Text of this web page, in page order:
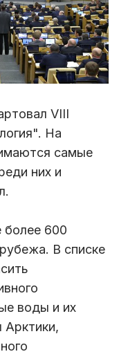
VIII
На
самые
них и
более 600
В списке
воды и их
Арктики,